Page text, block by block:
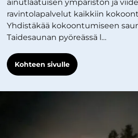
ainutlaatuisen ympäristön ja
ravintolapalvelut kaikkiin
Yhdistäkää kokoontumiseen
Taidesaunan pyöreässä l…
Kohteen sivulle